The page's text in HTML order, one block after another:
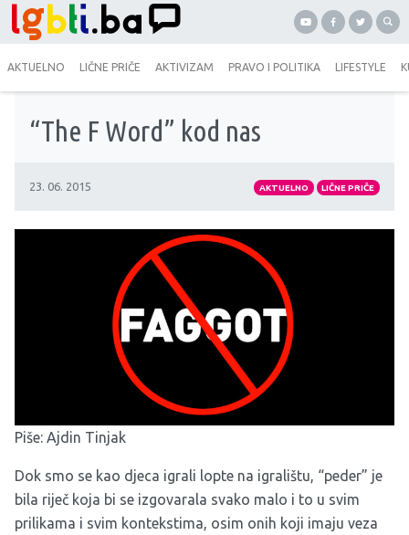
AKTUELNO LIČNE PRIČE AKTIVIZAM PRAVO I POLITIKA LIFESTYLE
“The F Word” kod nas
23. 06. 2015 AKTUELNO LIČNE PRIČE
Piše: Ajdin Tinjak
Dok smo se kao djeca igrali lopte na igralištu, “peder” je
bila riječ koja bi se izgovarala svako malo i to u svim
prilikama i svim kontekstima, osim onih koji imaju veza